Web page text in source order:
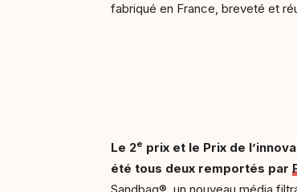
fabriqué en France, breveté et
Le 2e prix et le Prix de
été tous deux remportés par